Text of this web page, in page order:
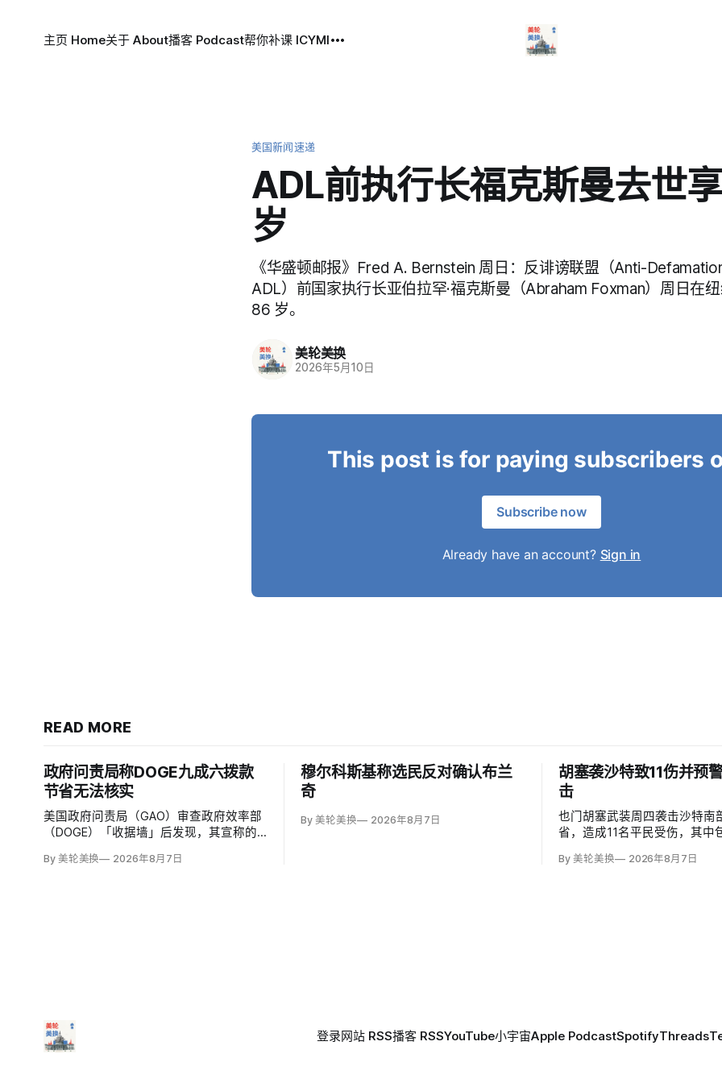
主页 Home关于 About播客 Podcast帮你补课 ICYMI
美国新闻速递
ADL前执行长福克斯曼去世
岁
《华盛顿邮报》Fred A. Bernstein 周日：反诽谤联盟（Anti-
ADL）前国家执行长亚伯拉罕·福克斯曼（Abraham Foxman）周日在
86 岁。
美轮美换
2026年5月10日
This post is for paying subscribers
Subscribe now
Already have an account? Sign in
READ MORE
政府问责局称DOGE九成六拨款
节省无法核实
美国政府问责局（GAO）审查政府效率部
（DOGE）「收据墙」后发现，其宣称的
274亿美元节省的2503份合同并未采取终
By 美轮美换 2026年8月7日
穆尔科斯基称选民反对确认布兰
奇
By 美轮美换 2026年8月7日
胡塞袭沙特致11伤并预
击
也门胡塞武装周四袭击沙特南
省，造成11名平民受伤，其中
图尔基·马利基（Turki al-
By 美轮美换 2026年8月7日
登录网站 RSS播客 RSSYouTube小宇宙Apple PodcastSpotifyThreads